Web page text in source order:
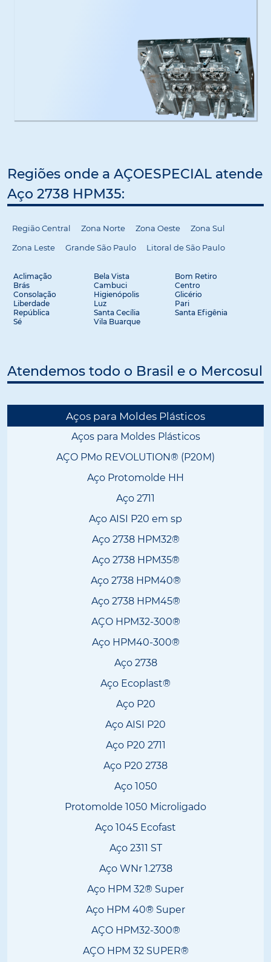
Regiões onde a AÇOESPECIAL atende
Aço 2738 HPM35:
Região Central Zona Norte Zona Oeste
Zona Sul
Zona Leste
Grande São Paulo Litoral de São Paulo
Aclimação Bela Vista
Bom Retiro
Brás
Cambuci
Centro
Consolação
Higienópolis
Glicério
Liberdade
Luz
Pari
República
Santa Cecília
Santa Efigênia
Sé
Vila Buarque
Atendemos todo o Brasil e o Mercosul
Aços para Moldes Plásticos
Aços para Moldes Plásticos
AÇO PMo REVOLUTION® (P20M)
Aço Protomolde HH
Aço 2711
Aço AISI P20 em sp
Aço 2738 HPM32®
Aço 2738 HPM35®
Aço 2738 HPM40®
Aço 2738 HPM45®
AÇO HPM32-300®
Aço HPM40-300®
Aço 2738
Aço Ecoplast®
Aço P20
Aço AISI P20
Aço P20 2711
Aço P20 2738
Aço 1050
Protomolde 1050 Microligado
Aço 1045 Ecofast
Aço 2311 ST
Aço WNr 1.2738
Aço HPM 32® Super
Aço HPM 40® Super
AÇO HPM32-300®
AÇO HPM 32 SUPER®